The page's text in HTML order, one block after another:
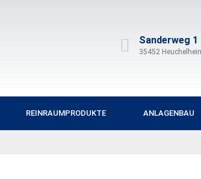
Sanderweg 1
35452
REINRAUMPRODUKTE ANLAGENBAU